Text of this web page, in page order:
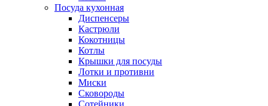
Посуда кухонная
Диспенсеры
Кастрюли
Кокотницы
Котлы
Крышки для посуды
Лотки и противни
Миски
Сковороды
Сотейники